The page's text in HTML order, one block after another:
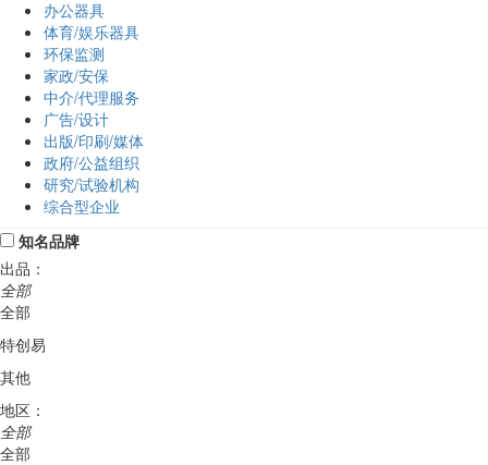
办公器具
体育/娱乐器具
环保监测
家政/安保
中介/代理服务
广告/设计
出版/印刷/媒体
政府/公益组织
研究/试验机构
综合型企业
知名品牌
出品：
全部
全部
特创易
其他
地区：
全部
全部